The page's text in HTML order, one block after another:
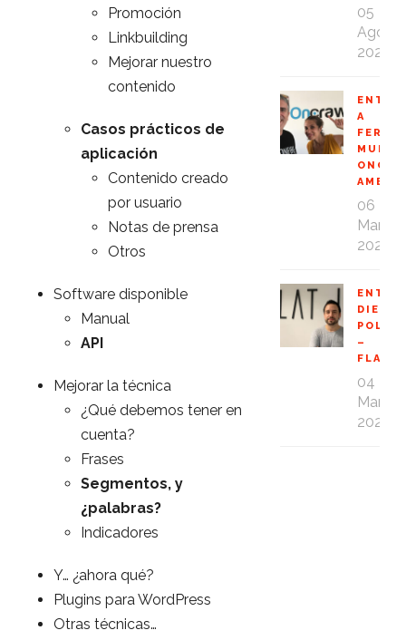
Promoción
Linkbuilding
Mejorar nuestro
contenido
Casos prácticos de
aplicación
Contenido creado
por usuario
Notas de prensa
Otros
Software disponible
Manual
API
Mejorar la técnica
¿Qué debemos tener en
cuenta?
Frases
Segmentos, y
¿palabras?
Indicadores
Y… ¿ahora qué?
Plugins para WordPress
Otras técnicas…
05
Ago
2020
A
06
Mar
2020
DIEGO
POLO
–
04
Mar
2020